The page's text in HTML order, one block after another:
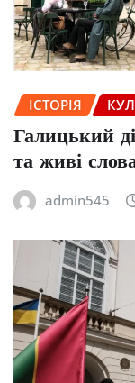
ІСТОРІЯ
Галицький
та живі
admin545